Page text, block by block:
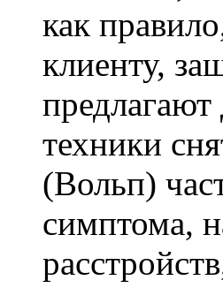
как
клиенту,
техники
(Вольп)
симптома,